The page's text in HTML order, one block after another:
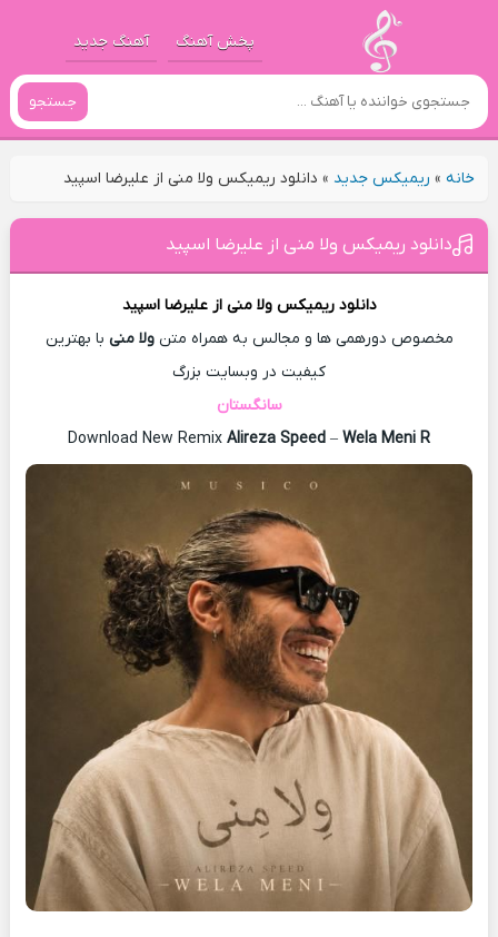
پخش آهنگ آهنگ جدید
جستجو
خانه» ریمیکس جدید » دانلود ریمیکس ولا منی از علیرضا اسپید
دانلود ریمیکس ولا منی از علیرضا اسپید
دانلود ریمیکس ولا منی ازعلیرضا اسپید
مخصوص دورهمی ها و مجالس به همراه متنولا منی با بهترین
کیفیت در وبسایت بزرگ
سانگستان
Download New Remix Alireza Speed – Wela Meni R